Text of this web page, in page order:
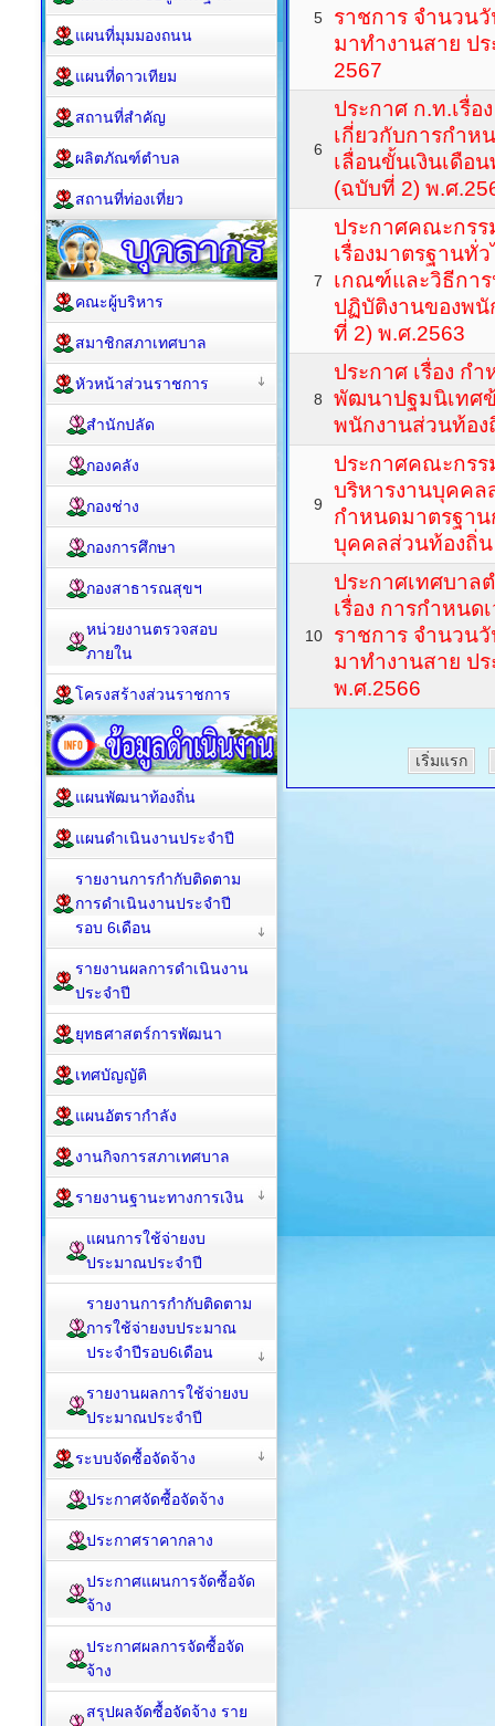
5
ราชการ จำนวน
มาทำงานสาย ป
2567
6
ประกาศ ก.ท.เรื่อ
เกี่ยวกับการกำ
เลื่อนขั้นเงินเดือ
(ฉบับที่ 2) พ.ศ
7
ประกาศคณะกร
เรื่องมาตรฐานทั่
เกณฑ์และวิธีการ
ปฏิบัติงานของพนั
ที่ 2) พ.ศ.2563
8
ประกาศ เรื่อง ก
พัฒนาปฐมนิเทศ
พนักงานส่วนท้อง
9
ประกาศคณะกรร
บริหารงานบุคคล
กำหนดมาตรฐาน
บุคคลส่วนท้องถิ่น
10
ประกาศเทศบาล
เรื่อง การกำหนด
ราชการ จำนวน
มาทำงานสาย ป
พ.ศ.2566
เริ่มแรก
แผนที่มุมมองถนน
แผนที่ดาวเทียม
สถานที่สำคัญ
ผลิตภัณฑ์ตำบล
สถานที่ท่องเที่ยว
คณะผู้บริหาร
สมาชิกสภาเทศบาล
หัวหน้าส่วนราชการ
สำนักปลัด
กองคลัง
กองช่าง
กองการศึกษา
กองสาธารณสุขฯ
หน่วยงานตรวจสอบ
ภายใน
โครงสร้างส่วนราชการ
แผนพัฒนาท้องถิ่น
แผนดำเนินงานประจำปี
รายงานการกำกับติดตาม
การดำเนินงานประจำปี
รอบ 6เดือน
รายงานผลการดำเนินงาน
ประจำปี
ยุทธศาสตร์การพัฒนา
เทศบัญญัติ
แผนอัตรากำลัง
งานกิจการสภาเทศบาล
รายงานฐานะทางการเงิน
แผนการใช้จ่ายงบ
ประมาณประจำปี
รายงานการกำกับติดตาม
การใช้จ่ายงบประมาณ
ประจำปีรอบ6เดือน
รายงานผลการใช้จ่ายงบ
ประมาณประจำปี
ระบบจัดซื้อจัดจ้าง
ประกาศจัดซื้อจัดจ้าง
ประกาศราคากลาง
ประกาศแผนการจัดซื้อจัด
จ้าง
ประกาศผลการจัดซื้อจัด
จ้าง
สรุปผลจัดซื้อจัดจ้าง ราย